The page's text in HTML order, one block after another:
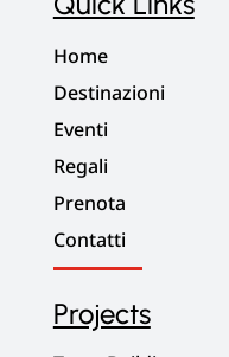
Home
Destinazioni
Eventi
Regali
Prenota
Contatti
Projects